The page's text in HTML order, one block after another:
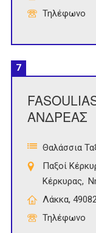
Τηλέφωνο
7
ΑΝΔΡΕΑΣ
Θαλάσσια
Παξοί
Κέρκυρας
Λάκκα,
Τηλέφωνο